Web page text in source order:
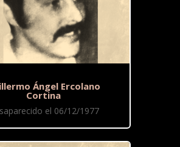
Ángel Ercolano
Cortina
el 06/12/1977